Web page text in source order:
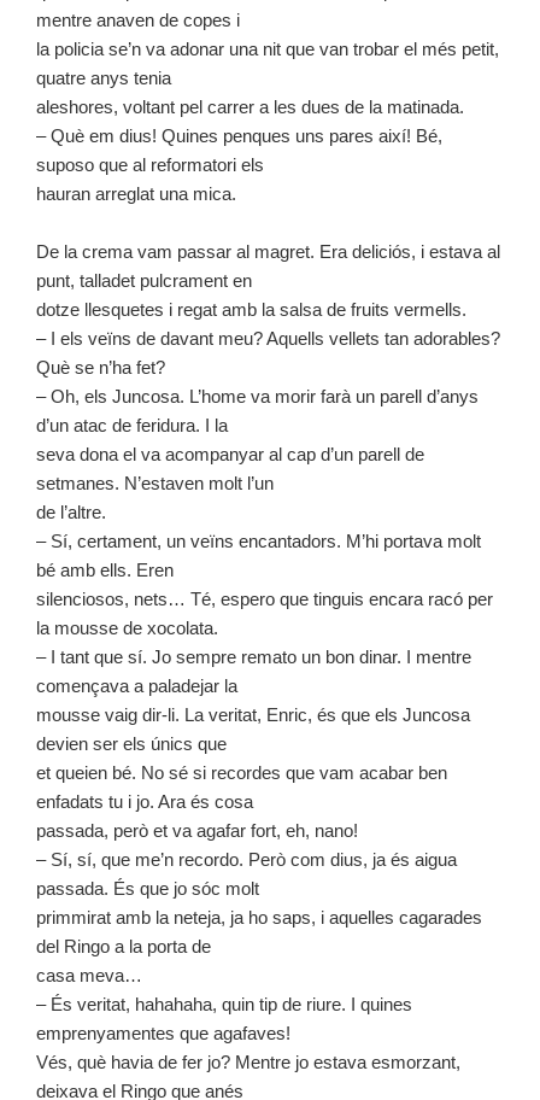
mentre anaven de copes i
la policia se’n va adonar una nit que van trobar el més petit,
quatre anys tenia
aleshores, voltant pel carrer a les dues de la matinada.
– Què em dius! Quines penques uns pares així! Bé,
suposo que al reformatori els
hauran arreglat una mica.
De la crema vam passar al magret. Era deliciós, i estava al
punt, talladet pulcrament en
dotze llesquetes i regat amb la salsa de fruits vermells.
– I els veïns de davant meu? Aquells vellets tan adorables?
Què se n’ha fet?
– Oh, els Juncosa. L’home va morir farà un parell d’anys
d’un atac de feridura. I la
seva dona el va acompanyar al cap d’un parell de
setmanes. N’estaven molt l’un
de l’altre.
– Sí, certament, un veïns encantadors. M’hi portava molt
bé amb ells. Eren
silenciosos, nets… Té, espero que tinguis encara racó per
la mousse de xocolata.
– I tant que sí. Jo sempre remato un bon dinar. I mentre
començava a paladejar la
mousse vaig dir-li. La veritat, Enric, és que els Juncosa
devien ser els únics que
et queien bé. No sé si recordes que vam acabar ben
enfadats tu i jo. Ara és cosa
passada, però et va agafar fort, eh, nano!
– Sí, sí, que me’n recordo. Però com dius, ja és aigua
passada. És que jo sóc molt
primmirat amb la neteja, ja ho saps, i aquelles cagarades
del Ringo a la porta de
casa meva…
– És veritat, hahahaha, quin tip de riure. I quines
emprenyamentes que agafaves!
Vés, què havia de fer jo? Mentre jo estava esmorzant,
deixava el Ringo que anés